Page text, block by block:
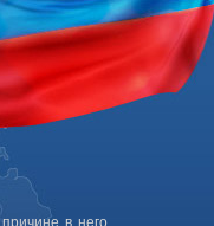
в него